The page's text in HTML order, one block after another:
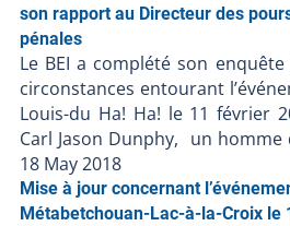
son rapport au Directeur des
pénales
Le BEI a complété son
circonstances entourant
Louis-du Ha! Ha! le 11 février
Carl Jason Dunphy, un homme
lors d’une intervention
Québec. L’enquête démontre
février 2017, vers 18 h 15,
18 May 2018
Mise à jour concernant
Métabetchouan-Lac-à-la-Croix le